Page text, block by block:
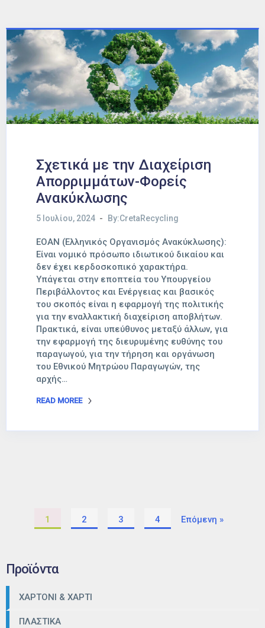
Σχετικά με την Διαχείριση
Απορριμμάτων-Φορείς
Ανακύκλωσης
5 Ιουλίου, 2024 By:CretaRecycling
ΕΟΑΝ (Ελληνικός Οργανισμός Ανακύκλωσης):
Είναι νομικό πρόσωπο ιδιωτικού δικαίου και
δεν έχει κερδοσκοπικό χαρακτήρα.
Υπάγεται στην εποπτεία του Υπουργείου
Περιβάλλοντος και Ενέργειας και βασικός
του σκοπός είναι η εφαρμογή της πολιτικής
για την εναλλακτική διαχείριση αποβλήτων.
Πρακτικά, είναι υπεύθυνος μεταξύ άλλων, για
την εφαρμογή της διευρυμένης ευθύνης του
παραγωγού, για την τήρηση και οργάνωση
του Εθνικού Μητρώου Παραγωγών, της
αρχής…
READ MOREE
1 2 3 4 Επόμενη »
Προϊόντα
ΧΑΡΤΟΝΙ & ΧΑΡΤΙ
ΠΛΑΣΤΙΚΑ